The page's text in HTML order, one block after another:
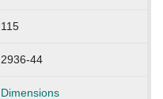
115
2936-44
Dimensions